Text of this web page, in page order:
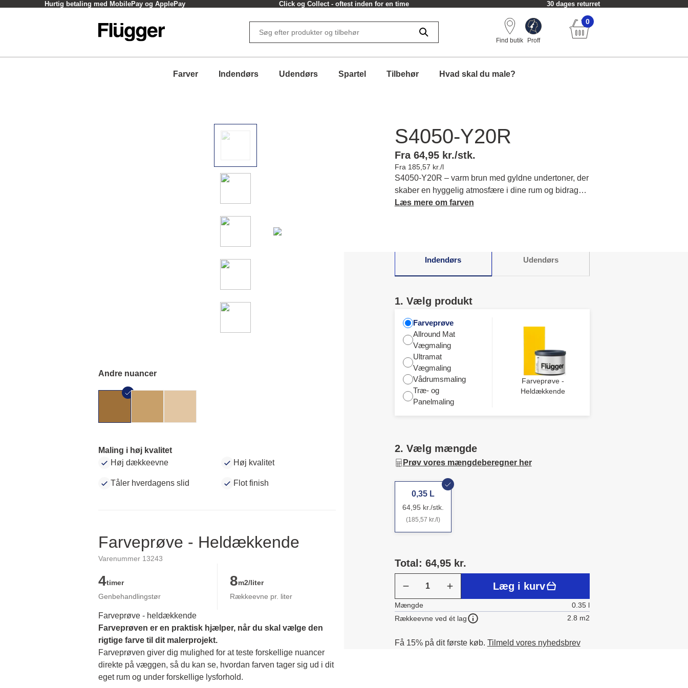
Hurtig betaling med MobilePay og ApplePay Click og Collect - oftest inden for en time 30 dages returret
Find butik Proff
0
Farver Indendørs Udendørs Spartel Tilbehør Hvad skal du male?
Andre nuancer
Maling i høj kvalitet
Høj dækkeevne
Høj kvalitet
Tåler hverdagens slid Flot finish
Farveprøve - Heldækkende
Varenummer 13243
4timer
Genbehandlingstør
8m2/liter
Rækkeevne pr. liter
Farveprøve - heldækkende
Farveprøven er en praktisk hjælper, når du skal vælge den
rigtige farve til dit malerprojekt.
Farveprøven giver dig mulighed for at teste forskellige nuancer
direkte på væggen, så du kan se, hvordan farven tager sig ud i dit
eget rum og under forskellige lysforhold.
S4050-Y20R
Fra 64,95 kr./stk.
Fra 185,57 kr./l
S4050-Y20R – varm brun med gyldne undertoner, der
skaber en hyggelig atmosfære i dine rum og bidrager
til din følelse af ro. Læs mere om farvens karakter og
Læs mere om farven
Indendørs Udendørs
1. Vælg produkt
Farveprøve
Allround Mat
Vægmaling
Ultramat
Vægmaling
Vådrumsmaling
Træ- og
Panelmaling
Farveprøve -
Heldækkende
2. Vælg mængde
Prøv vores mængdeberegner her
0,35 L
64,95 kr./stk.
(185,57 kr./l)
Total: 64,95 kr.
Læg i kurv
Mængde
0.35 l
Rækkeevne ved ét lag
2.8 m2
Få 15% på dit første køb. Tilmeld vores nyhedsbrev